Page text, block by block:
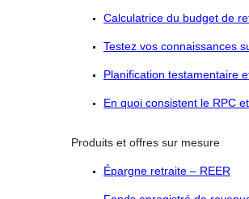
Calculatrice du budget de
Testez vos connaissances
Planification testamentaire
En quoi consistent le RPC
Produits et offres sur mesure
Épargne retraite – REER